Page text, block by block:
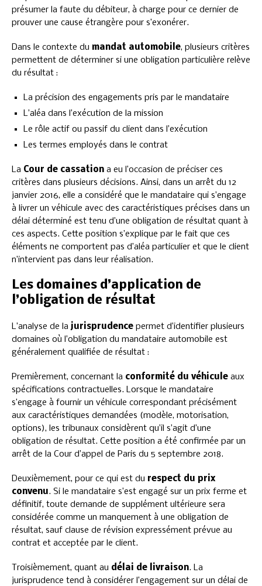
présumer la faute du débiteur, à charge pour ce dernier de
prouver une cause étrangère pour s’exonérer.
Dans le contexte du mandat automobile, plusieurs critères
permettent de déterminer si une obligation particulière relève
du résultat :
La précision des engagements pris par le mandataire
L’aléa dans l’exécution de la mission
Le rôle actif ou passif du client dans l’exécution
Les termes employés dans le contrat
La Cour de cassation a eu l’occasion de préciser ces
critères dans plusieurs décisions. Ainsi, dans un arrêt du 12
janvier 2016, elle a considéré que le mandataire qui s’engage
à livrer un véhicule avec des caractéristiques précises dans un
délai déterminé est tenu d’une obligation de résultat quant à
ces aspects. Cette position s’explique par le fait que ces
éléments ne comportent pas d’aléa particulier et que le client
n’intervient pas dans leur réalisation.
Les domaines d’application de
l’obligation de résultat
L’analyse de la jurisprudence permet d’identifier plusieurs
domaines où l’obligation du mandataire automobile est
généralement qualifiée de résultat :
Premièrement, concernant la conformité du véhicule aux
spécifications contractuelles. Lorsque le mandataire
s’engage à fournir un véhicule correspondant précisément
aux caractéristiques demandées (modèle, motorisation,
options), les tribunaux considèrent qu’il s’agit d’une
obligation de résultat. Cette position a été confirmée par un
arrêt de la Cour d’appel de Paris du 5 septembre 2018.
Deuxièmement, pour ce qui est du respect du prix
convenu. Si le mandataire s’est engagé sur un prix ferme et
définitif, toute demande de supplément ultérieure sera
considérée comme un manquement à une obligation de
résultat, sauf clause de révision expressément prévue au
contrat et acceptée par le client.
Troisièmement, quant au délai de livraison. La
jurisprudence tend à considérer l’engagement sur un délai de